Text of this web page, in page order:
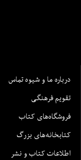
درباره ما و شیوه تماس
تقویم فرهنگی
فروشگاه‌های کتاب
کتابخانه‌های بزرگ
اطلاعات کتاب و نشر